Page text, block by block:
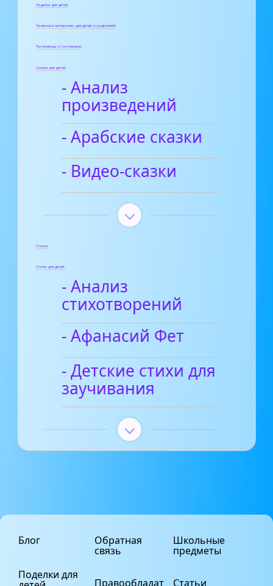
Поделки для детей
Полезные материалы для детей и родителей
Пословицы и поговорки
Сказки для детей
- Анализ
произведений
- Арабские сказки
- Видео-сказки
Статьи
Стихи для детей
- Анализ
стихотворений
- Афанасий Фет
- Детские стихи для
заучивания
Блог
Поделки для
Обратная
связь
Правообладат
Школьные
предметы
Статьи